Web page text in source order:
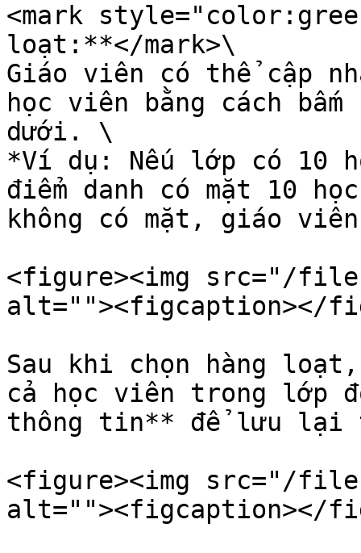
<mark
loạt:**</mark>\
Giáo viên có thể cập
học viên bằng cách
dưới. \
*Ví dụ: Nếu lớp có 10
điểm danh có mặt 10
không có mặt, giáo
<figure><img src="/
alt=""><figcaption></
Sau khi chọn hàng
cả học viên trong lớp
thông tin** để lưu lại
<figure><img src="/
alt=""><figcaption></